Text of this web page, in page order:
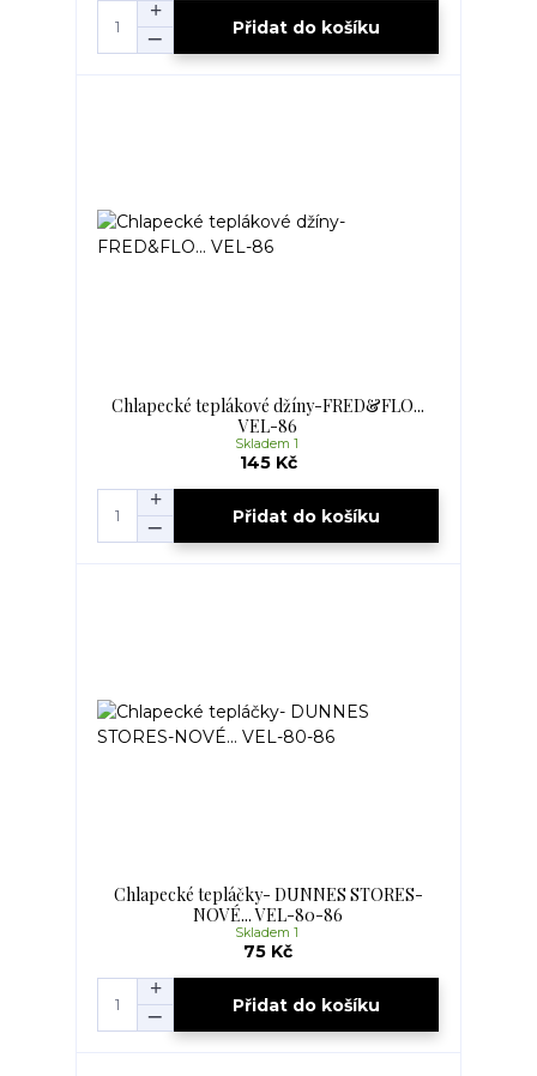
Přidat do košíku
Chlapecké teplákové džíny-FRED&FLO...
VEL-86
145 Kč
Skladem 1
Přidat do košíku
Chlapecké tepláčky- DUNNES STORES-
NOVÉ... VEL-80-86
75 Kč
Skladem 1
Přidat do košíku